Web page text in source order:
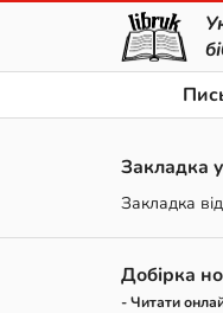
Закладка
Закладка
Добірка
- Читати